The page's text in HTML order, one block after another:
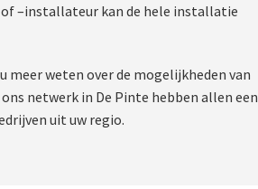
–installateur kan de hele installatie
meer weten over de mogelijkheden van
netwerk in De Pinte hebben allen een
uit uw regio.